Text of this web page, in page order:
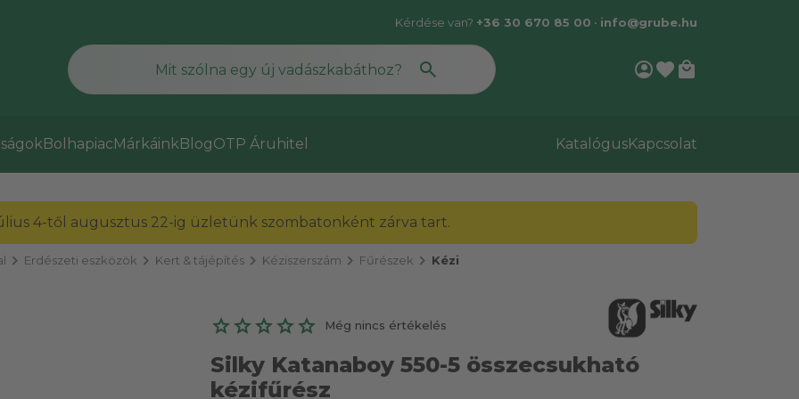
Kérdése van? +36 30 670 85 00 • info@grube.hu
account_circlefavorite local_mall
BolhapiacMárkáinkBlogOTP Áruhitel KatalógusKapcsolat
4-től augusztus 22-ig üzletünk szombatonként zárva tart.
chevron_right Erdészeti eszközök chevron_right Kert & tájépítés chevron_right Kéziszerszám chevron_right Fűrészek chevron_right Kézi
Még nincs értékelés
Silky Katanaboy 550-5 összecsukható
kézifűrész